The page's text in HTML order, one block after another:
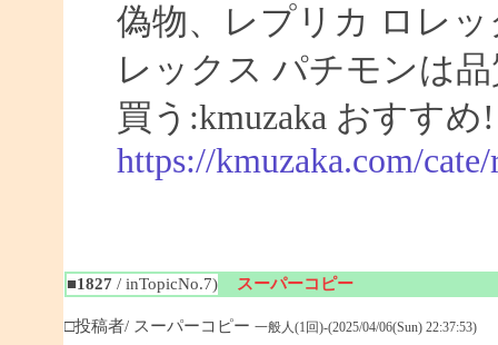
偽物、レプリカ ロレ
レックス パチモンは
買う:kmuzaka おすすめ!
https://kmuzaka.com/
■1827 / inTopicNo.7) スーパーコピー
□投稿者/ スーパーコピー 一般人(1回)-(2025/04/06(Sun) 22:37:53)